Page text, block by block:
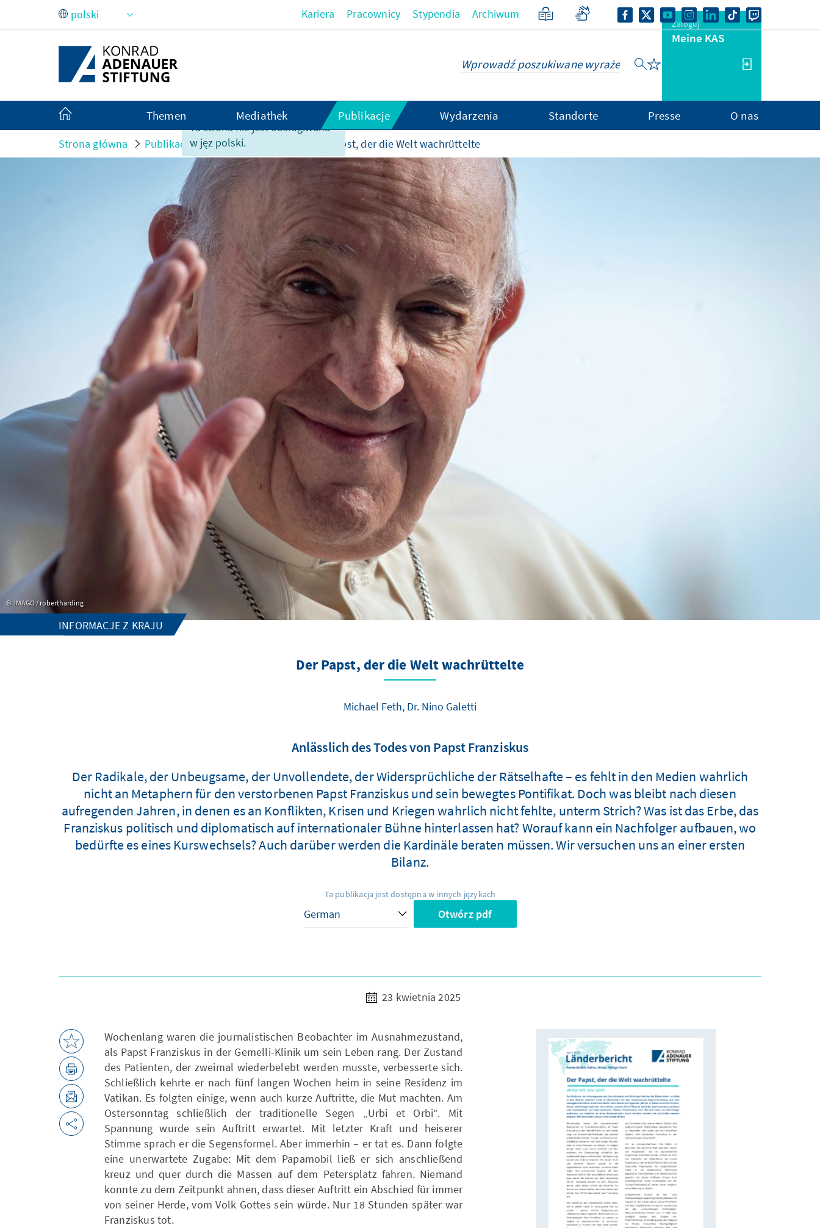
Skip to Main Content
Ta strona nie jest obsługiwana
w jęz polski.
Kariera Pracownicy Stypendia Archiwum
Zaloguj
Meine KAS
Themen Mediathek Publikacje Wydarzenia Standorte Presse O nas
Strona główna Publikacje Informacje z kraju Der Papst, der die Welt wachrüttelte
IMAGO / robertharding
INFORMACJE Z KRAJU
Der Papst, der die Welt wachrüttelte
Michael Feth, Dr. Nino Galetti
Anlässlich des Todes von Papst Franziskus
Der Radikale, der Unbeugsame, der Unvollendete, der Widersprüchliche der Rätselhafte – es fehlt in den Medien wahrlich
nicht an Metaphern für den verstorbenen Papst Franziskus und sein bewegtes Pontifikat. Doch was bleibt nach diesen
aufregenden Jahren, in denen es an Konflikten, Krisen und Kriegen wahrlich nicht fehlte, unterm Strich? Was ist das Erbe, das
Franziskus politisch und diplomatisch auf internationaler Bühne hinterlassen hat? Worauf kann ein Nachfolger aufbauen, wo
bedürfte es eines Kurswechsels? Auch darüber werden die Kardinäle beraten müssen. Wir versuchen uns an einer ersten
Bilanz.
Ta publikacja jest dostępna w innych językach
Otwórz pdf
23 kwietnia 2025
Wochenlang waren die journalistischen Beobachter im Ausnahmezustand,
als Papst Franziskus in der Gemelli-Klinik um sein Leben rang. Der Zustand
des Patienten, der zweimal wiederbelebt werden musste, verbesserte sich.
Schließlich kehrte er nach fünf langen Wochen heim in seine Residenz im
Vatikan. Es folgten einige, wenn auch kurze Auftritte, die Mut machten. Am
Ostersonntag schließlich der traditionelle Segen „Urbi et Orbi“. Mit
Spannung wurde sein Auftritt erwartet. Mit letzter Kraft und heiserer
Stimme sprach er die Segensformel. Aber immerhin – er tat es. Dann folgte
eine unerwartete Zugabe: Mit dem Papamobil ließ er sich anschließend
kreuz und quer durch die Massen auf dem Petersplatz fahren. Niemand
konnte zu dem Zeitpunkt ahnen, dass dieser Auftritt ein Abschied für immer
von seiner Herde, vom Volk Gottes sein würde. Nur 18 Stunden später war
Franziskus tot.